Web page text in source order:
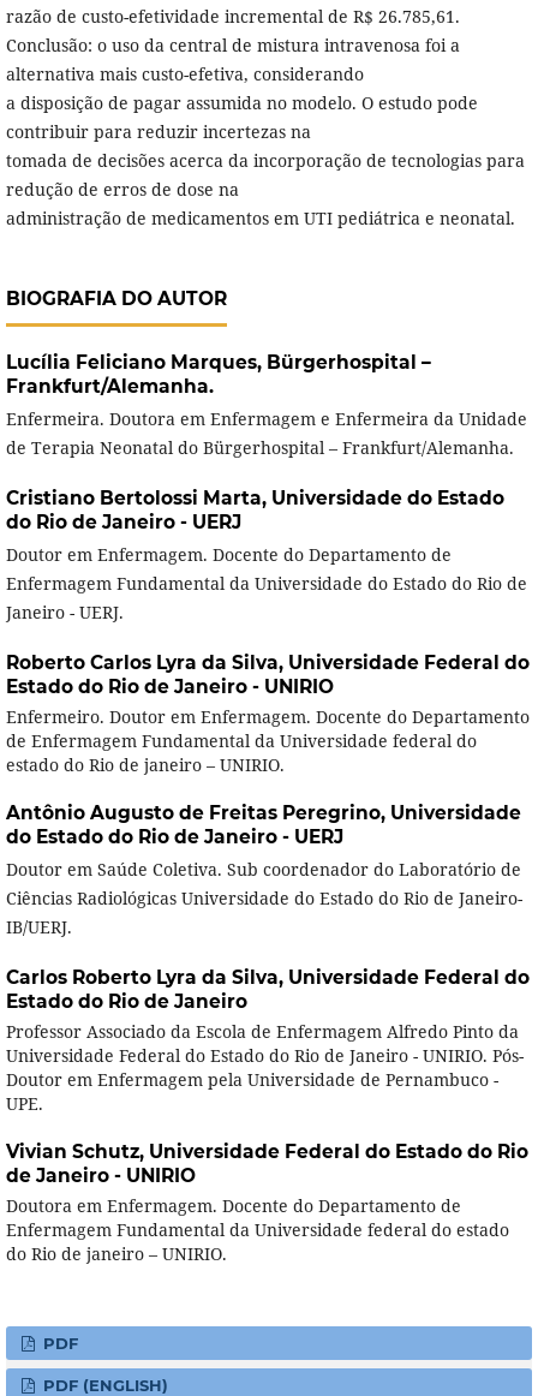
razão de custo-efetividade incremental de R$ 26.785,61.
Conclusão: o uso da central de mistura intravenosa foi a
alternativa mais custo-efetiva, considerando
a disposição de pagar assumida no modelo. O estudo pode
contribuir para reduzir incertezas na
tomada de decisões acerca da incorporação de tecnologias para
redução de erros de dose na
administração de medicamentos em UTI pediátrica e neonatal.
BIOGRAFIA DO AUTOR
Lucília Feliciano Marques, Bürgerhospital –
Frankfurt/Alemanha.
Enfermeira. Doutora em Enfermagem e Enfermeira da Unidade
de Terapia Neonatal do Bürgerhospital – Frankfurt/Alemanha.
Cristiano Bertolossi Marta, Universidade do Estado
do Rio de Janeiro - UERJ
Doutor em Enfermagem. Docente do Departamento de
Enfermagem Fundamental da Universidade do Estado do Rio de
Janeiro - UERJ.
Roberto Carlos Lyra da Silva, Universidade Federal do
Estado do Rio de Janeiro - UNIRIO
Enfermeiro. Doutor em Enfermagem. Docente do Departamento
de Enfermagem Fundamental da Universidade federal do
estado do Rio de janeiro – UNIRIO.
Antônio Augusto de Freitas Peregrino, Universidade
do Estado do Rio de Janeiro - UERJ
Doutor em Saúde Coletiva. Sub coordenador do Laboratório de
Ciências Radiológicas Universidade do Estado do Rio de Janeiro-
IB/UERJ.
Carlos Roberto Lyra da Silva, Universidade Federal do
Estado do Rio de Janeiro
Professor Associado da Escola de Enfermagem Alfredo Pinto da
Universidade Federal do Estado do Rio de Janeiro - UNIRIO. Pós-
Doutor em Enfermagem pela Universidade de Pernambuco -
UPE.
Vivian Schutz, Universidade Federal do Estado do Rio
de Janeiro - UNIRIO
Doutora em Enfermagem. Docente do Departamento de
Enfermagem Fundamental da Universidade federal do estado
do Rio de janeiro – UNIRIO.
PDF
PDF (ENGLISH)